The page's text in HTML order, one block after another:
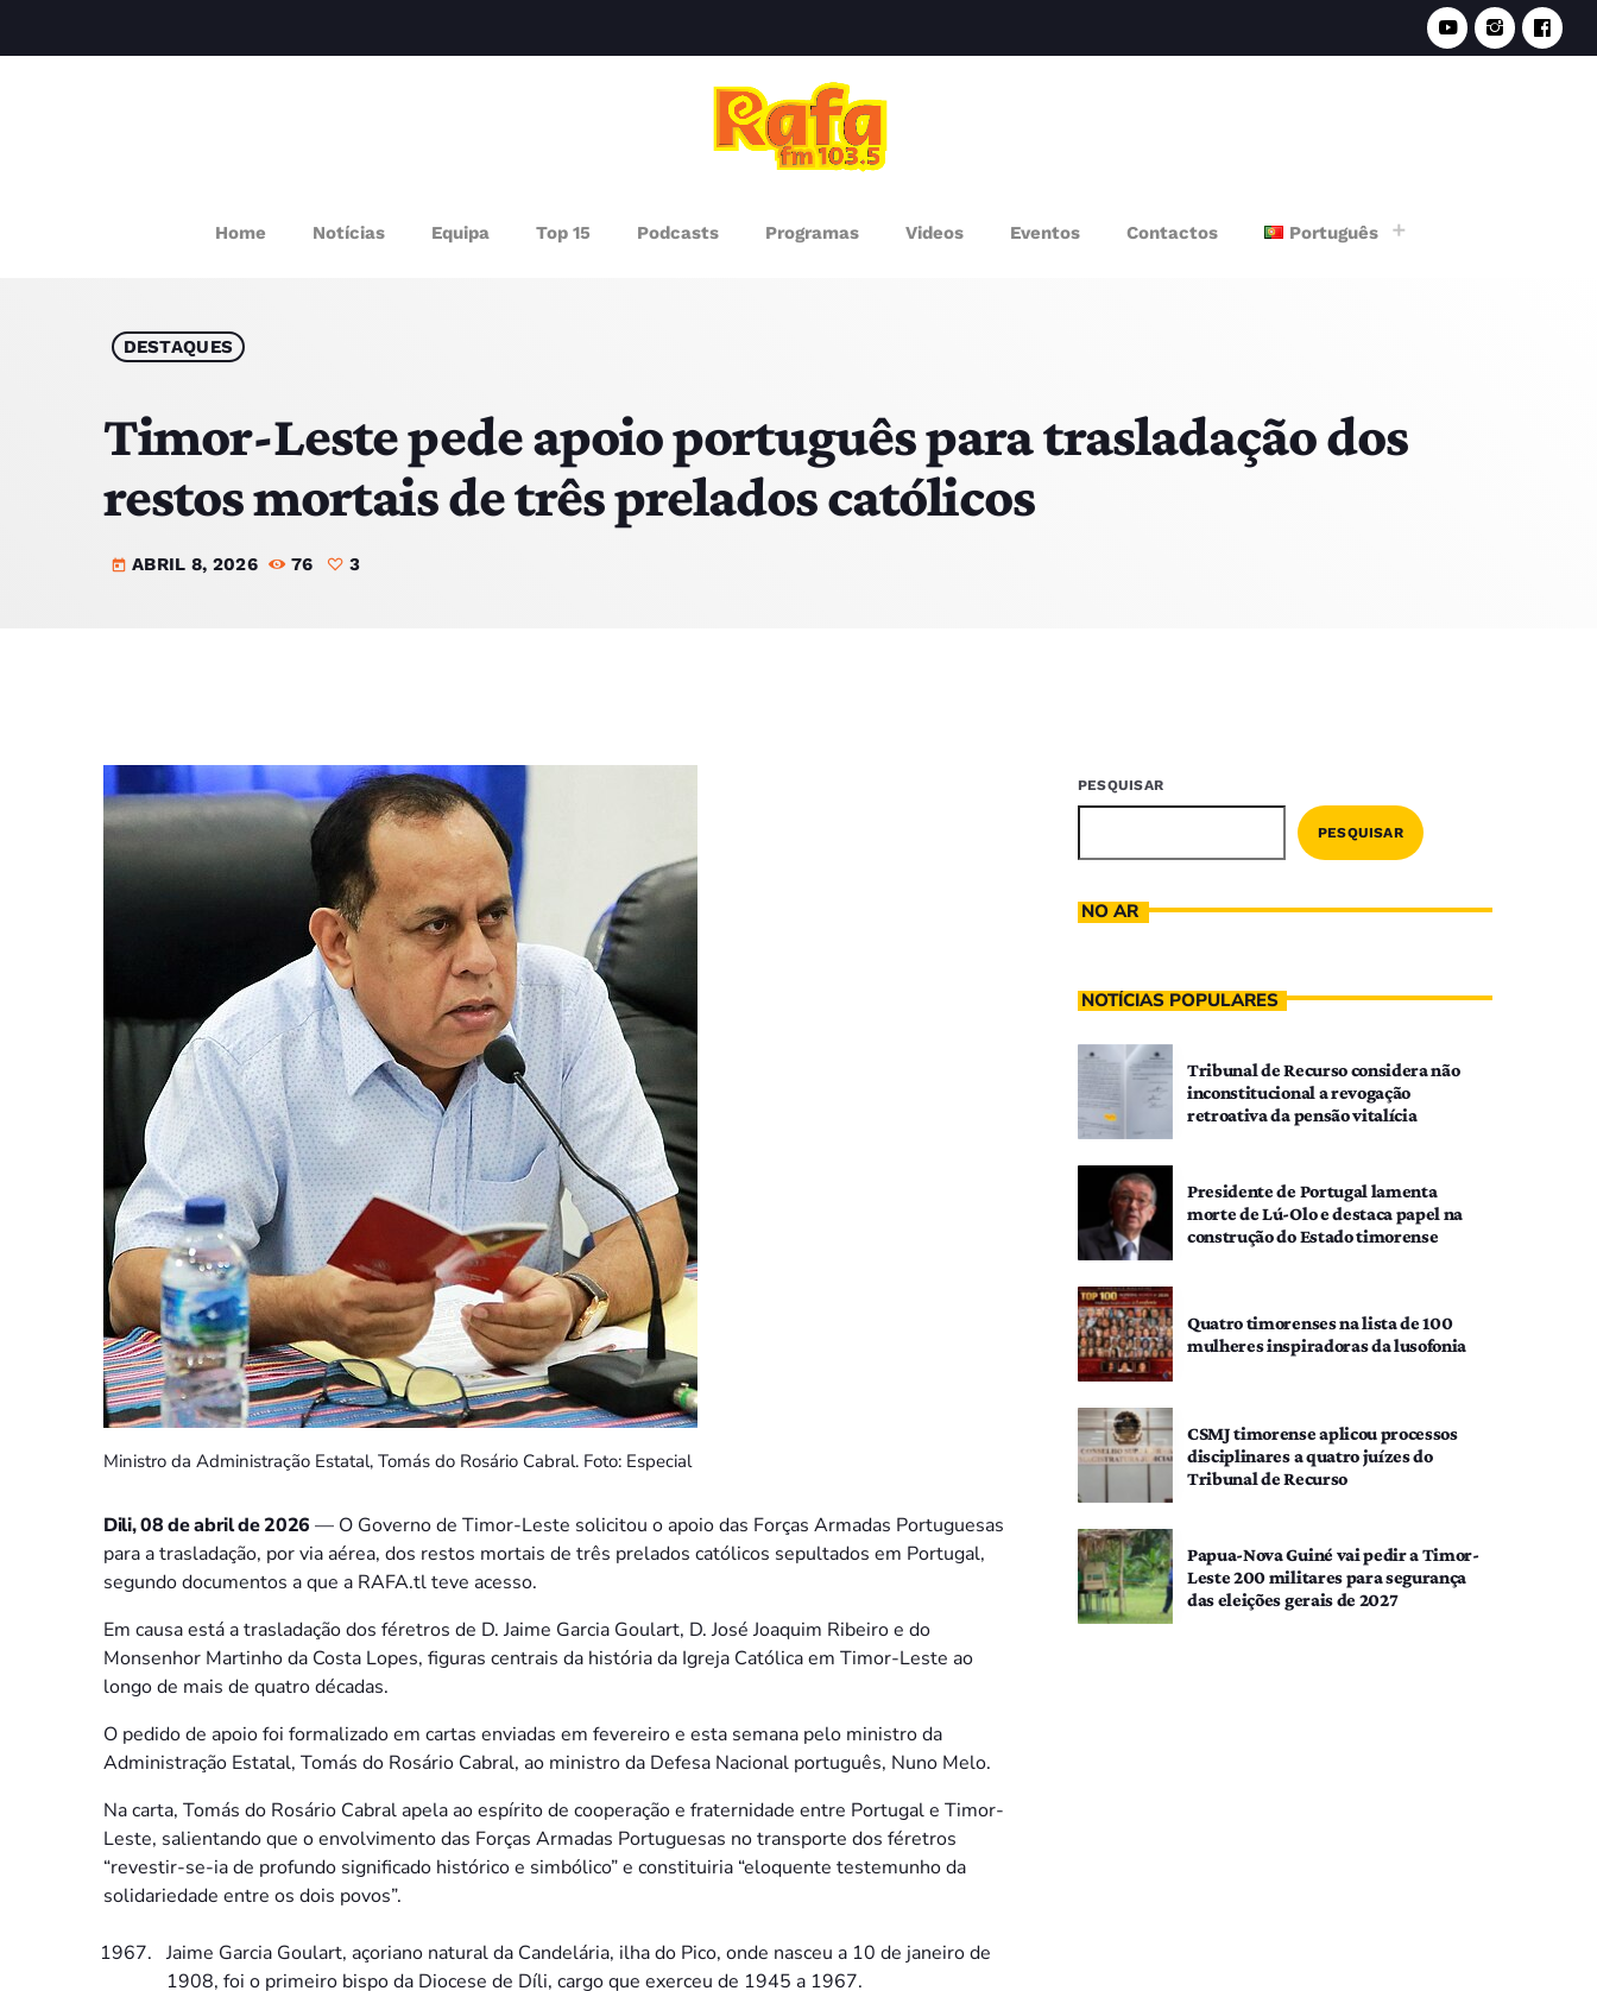
Home Notícias Equipa Top 15 Podcasts Programas Videos Eventos Contactos Português
PRÓXIMOS PROGRAMAS
DESTAQUES
Timor-Leste pede apoio português para trasladação dos
restos mortais de três prelados católicos
today ABRIL 8, 2026 76 3
Ministro da Administração Estatal, Tomás do Rosário Cabral. Foto: Especial
Dili, 08 de abril de 2026 — O Governo de Timor-Leste solicitou o apoio das Forças Armadas Portuguesas
para a trasladação, por via aérea, dos restos mortais de três prelados católicos sepultados em Portugal,
segundo documentos a que a RAFA.tl teve acesso.
Em causa está a trasladação dos féretros de D. Jaime Garcia Goulart, D. José Joaquim Ribeiro e do
Monsenhor Martinho da Costa Lopes, figuras centrais da história da Igreja Católica em Timor-Leste ao
longo de mais de quatro décadas.
O pedido de apoio foi formalizado em cartas enviadas em fevereiro e esta semana pelo ministro da
Administração Estatal, Tomás do Rosário Cabral, ao ministro da Defesa Nacional português, Nuno Melo.
Na carta, Tomás do Rosário Cabral apela ao espírito de cooperação e fraternidade entre Portugal e Timor-
Leste, salientando que o envolvimento das Forças Armadas Portuguesas no transporte dos féretros
“revestir-se-ia de profundo significado histórico e simbólico” e constituiria “eloquente testemunho da
solidariedade entre os dois povos”.
Jaime Garcia Goulart, açoriano natural da Candelária, ilha do Pico, onde nasceu a 10 de janeiro de
1908, foi o primeiro bispo da Diocese de Díli, cargo que exerceu de 1945 a 1967.
PESQUISAR
PESQUISAR
NO AR
NOTÍCIAS POPULARES
Tribunal de Recurso considera não
inconstitucional a revogação
retroativa da pensão vitalícia
Presidente de Portugal lamenta
morte de Lú-Olo e destaca papel na
construção do Estado timorense
Quatro timorenses na lista de 100
mulheres inspiradoras da lusofonia
CSMJ timorense aplicou processos
disciplinares a quatro juízes do
Tribunal de Recurso
Papua-Nova Guiné vai pedir a Timor-
Leste 200 militares para segurança
das eleições gerais de 2027